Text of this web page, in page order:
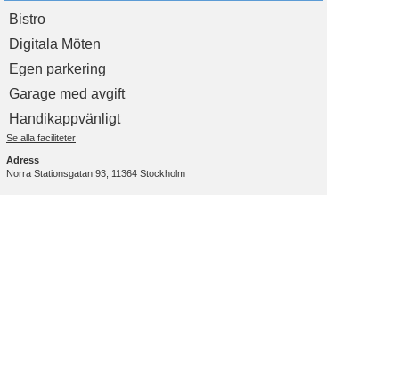
Bistro
Digitala Möten
Egen parkering
Garage med avgift
Handikappvänligt
Se alla faciliteter
Adress
Norra Stationsgatan 93, 11364 Stockholm